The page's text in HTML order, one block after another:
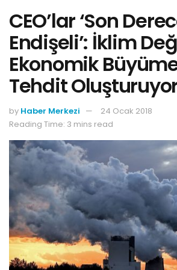
CEO’lar ‘Son
Endişeli’: İklim
Ekonomik
Tehdit
by Haber Merkezi
24 Ocak 2018
Reading Time: 3 mins read